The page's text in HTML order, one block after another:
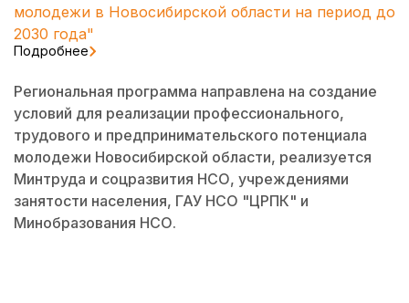
молодежи в Новосибирской области на период до
2030 года"
Подробнее
Региональная программа направлена на создание
условий для реализации профессионального,
трудового и предпринимательского потенциала
молодежи Новосибирской области, реализуется
Минтруда и соцразвития НСО, учреждениями
занятости населения, ГАУ НСО "ЦРПК" и
Минобразования НСО.